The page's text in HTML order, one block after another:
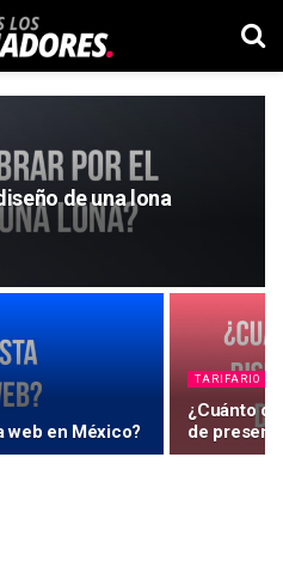
de una lona
web en México?
TARIFARIO
¿Cuánto
de